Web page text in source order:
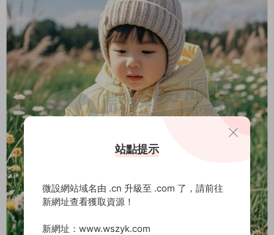
站點提示
微設網站域名由 .cn 升級至 .com 了，請前往
新網址查看獲取資源！
新網址：www.wszyk.com